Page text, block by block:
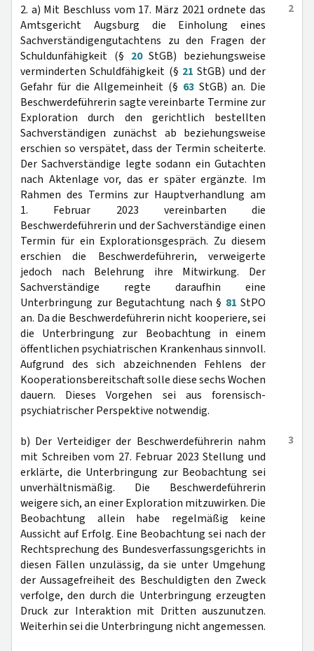
2
2. a) Mit Beschluss vom 17. März 2021 ordnete das
Amtsgericht Augsburg die Einholung eines
Sachverständigengutachtens zu den Fragen der
Schuldunfähigkeit (§ 20StGB) beziehungsweise
verminderten Schuldfähigkeit (§ 21 StGB) und der
Gefahr für die Allgemeinheit (§ 63StGB) an. Die
Beschwerdeführerin sagte vereinbarte Termine zur
Exploration durch den gerichtlich bestellten
Sachverständigen zunächst ab beziehungsweise
erschien so verspätet, dass der Termin scheiterte.
Der Sachverständige legte sodann ein Gutachten
nach Aktenlage vor, das er später ergänzte. Im
Rahmen des Termins zur Hauptverhandlung am
1. Februar 2023 vereinbarten die
Beschwerdeführerin und der Sachverständige einen
Termin für ein Explorationsgespräch. Zu diesem
erschien die Beschwerdeführerin, verweigerte
jedoch nach Belehrung ihre Mitwirkung. Der
Sachverständige regte daraufhin eine
Unterbringung zur Begutachtung nach § 81 StPO
an. Da die Beschwerdeführerin nicht kooperiere, sei
die Unterbringung zur Beobachtung in einem
öffentlichen psychiatrischen Krankenhaus sinnvoll.
Aufgrund des sich abzeichnenden Fehlens der
Kooperationsbereitschaft solle diese sechs Wochen
dauern. Dieses Vorgehen sei aus forensisch-
psychiatrischer Perspektive notwendig.
3
b) Der Verteidiger der Beschwerdeführerin nahm
mit Schreiben vom 27. Februar 2023 Stellung und
erklärte, die Unterbringung zur Beobachtung sei
unverhältnismäßig. Die Beschwerdeführerin
weigere sich, an einer Exploration mitzuwirken. Die
Beobachtung allein habe regelmäßig keine
Aussicht auf Erfolg. Eine Beobachtung sei nach der
Rechtsprechung des Bundesverfassungsgerichts in
diesen Fällen unzulässig, da sie unter Umgehung
der Aussagefreiheit des Beschuldigten den Zweck
verfolge, den durch die Unterbringung erzeugten
Druck zur Interaktion mit Dritten auszunutzen.
Weiterhin sei die Unterbringung nicht angemessen.